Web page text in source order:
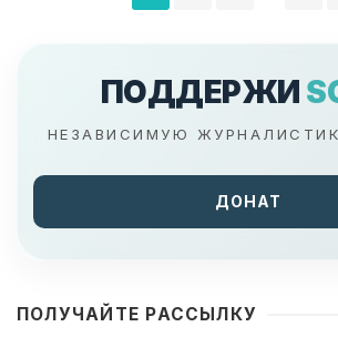
ПОДДЕРЖИ
НЕЗАВИСИМУЮ
ДОНАТ
ПОЛУЧАЙТЕ РАССЫЛКУ